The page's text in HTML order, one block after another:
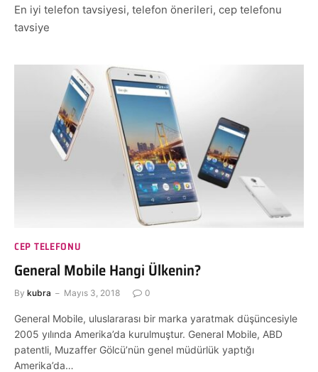
En iyi telefon tavsiyesi, telefon önerileri, cep telefonu
tavsiye
CEP TELEFONU
General Mobile Hangi Ülkenin?
By kubra Mayıs 3, 2018 0
General Mobile, uluslararası bir marka yaratmak düşüncesiyle
2005 yılında Amerika’da kurulmuştur. General Mobile, ABD
patentli, Muzaffer Gölcü’nün genel müdürlük yaptığı
Amerika’da…